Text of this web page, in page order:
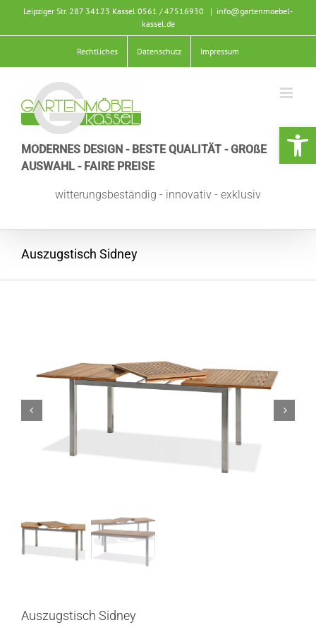
springen
Leipziger Str. 287 34123 Kassel 0561 / 47516930 | info@gartenmoebel-
kassel.de
Rechtliches Datenschutz Impressum
MODERNES DESIGN - BESTE QUALITÄT - GROßE
AUSWAHL - FAIRE PREISE
witterungsbeständig - innovativ - exklusiv
Auszugstisch Sidney
Auszugstisch Sidney